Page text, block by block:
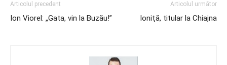
Articolul precedent
Ion Viorel: „Gata, vin la Buzău!”
Articolul următor
Ioniţă, titular la Chiajna